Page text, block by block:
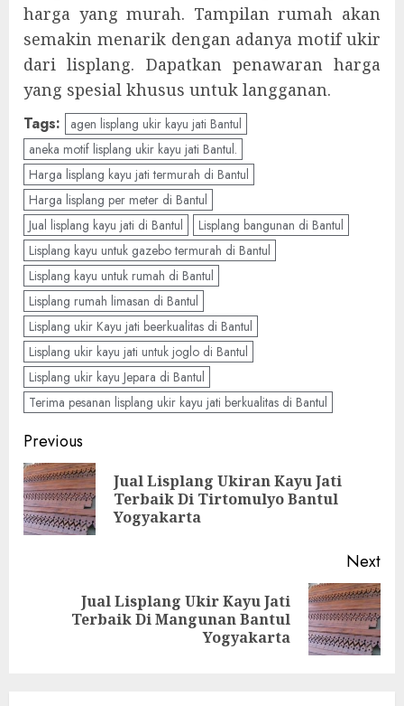
harga yang murah. Tampilan rumah akan
semakin menarik dengan adanya motif ukir
dari lisplang. Dapatkan penawaran harga
yang spesial khusus untuk langganan.
Tags:
agen lisplang ukir kayu jati Bantul
aneka motif lisplang ukir kayu jati Bantul.
Harga lisplang kayu jati termurah di Bantul
Harga lisplang per meter di Bantul
Jual lisplang kayu jati di Bantul
Lisplang bangunan di Bantul
Lisplang kayu untuk gazebo termurah di Bantul
Lisplang kayu untuk rumah di Bantul
Lisplang rumah limasan di Bantul
Lisplang ukir Kayu jati beerkualitas di Bantul
Lisplang ukir kayu jati untuk joglo di Bantul
Lisplang ukir kayu Jepara di Bantul
Terima pesanan lisplang ukir kayu jati berkualitas di Bantul
Previous
Jual Lisplang Ukiran Kayu Jati
Terbaik Di Tirtomulyo Bantul
Yogyakarta
Next
Jual Lisplang Ukir Kayu Jati
Terbaik Di Mangunan Bantul
Yogyakarta